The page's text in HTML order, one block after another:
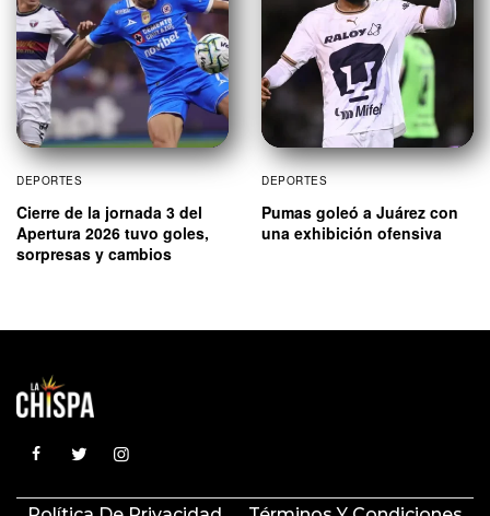
DEPORTES
Cierre de la jornada 3 del
Apertura 2026 tuvo goles,
sorpresas y cambios
DEPORTES
Pumas goleó a Juárez con
una exhibición ofensiva